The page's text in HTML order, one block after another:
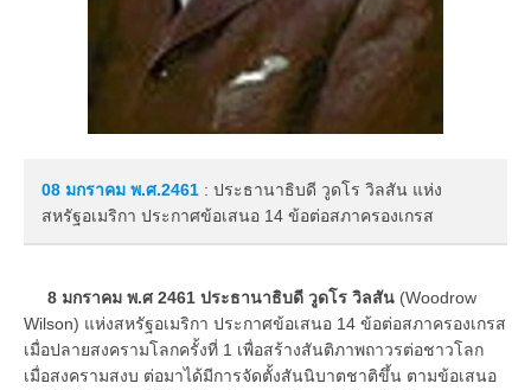
08 มกราคม พ.ศ.2461 : ประธานาธิบดี วูดโร วิลสัน แห่ง
สหรัฐอเมริกา ประกาศข้อเสนอ 14 ข้อต่อสภาครองเกรส
8 มกราคม พ.ศ 2461 ประธานาธิบดี วูดโร วิลสัน (Woodrow
Wilson) แห่งสหรัฐอเมริกา ประกาศข้อเสนอ 14 ข้อต่อสภาครองเกรส
เมื่อปลายสงครามโลกครั้งที่ 1 เพื่อสร้างสันติภาพถาวรต่อชาวโลก
เมื่อสงครามสงบ ต่อมาได้มีการจัดตั้งสันนิบาตชาติขึ้น ตามข้อเสนอ